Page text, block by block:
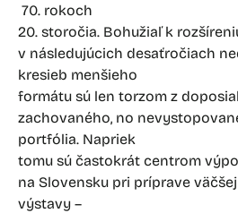
70. rokoch
20. storočia. Bohužiaľ k
v následujúcich desaťročiach
kresieb menšieho
formátu sú len torzom z
zachovaného, no
portfólia. Napriek
tomu sú častokrát centrom
na Slovensku pri príprave
výstavy –